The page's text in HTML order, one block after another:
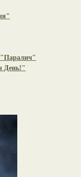
День!"